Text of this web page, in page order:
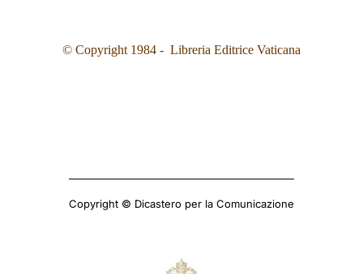
© Copyright 1984 - Libreria Editrice Vaticana
Copyright © Dicastero per la Comunicazione